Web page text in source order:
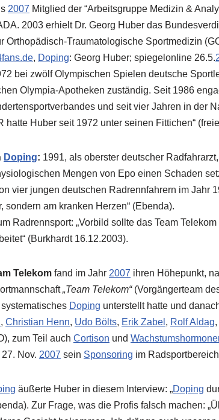
2007 Mitglied der “Arbeitsgruppe Medizin &
. 2003 erhielt Dr. Georg Huber das
Orthopädisch-Traumatologische Sportmedizin
, Doping: Georg Huber; spiegelonline 26.5.
bei zwölf Olympischen Spielen deutsche
Olympia-Apotheken zuständig. Seit 1986
und seit vier Jahren in der
hatte Huber seit 1972 unter seinen Fittichen“
Doping: 1991, als oberster deutscher
Mengen von Epo einen Schaden
vier jungen deutschen Radrennfahrern im Jahr
sondern am kranken Herzen“ (Ebenda).
Radrennsport: „Vorbild sollte das Team
(Burkhardt 16.12.2003).
Telekom fand im Jahr 2007 ihren Höhepunkt,
„Team Telekom“(Vorgängerteam
systematisches Doping unterstellt hatte und
, Christian Henn, Udo Bölts, Erik Zabel , Rolf Aldag,
zum Teil auch Cortison und
Nov. 2007 sein Sponsoring im
äußerte Huber in diesem Interview: „Doping
Zur Frage, was die Profis falsch machen: